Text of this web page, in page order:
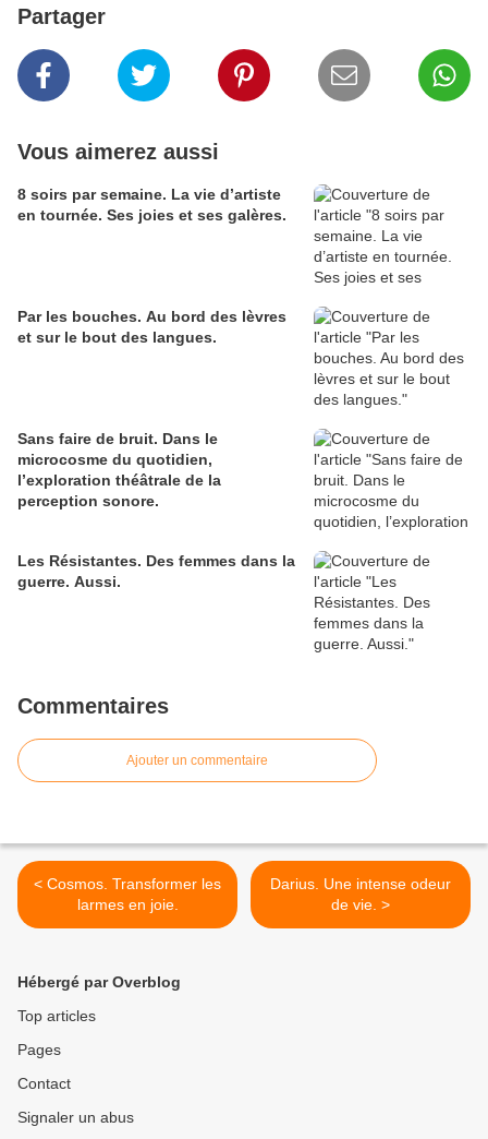
Partager
Vous aimerez aussi
8 soirs par semaine. La vie d’artiste
en tournée. Ses joies et ses galères.
Par les bouches. Au bord des lèvres
et sur le bout des langues.
Sans faire de bruit. Dans le
microcosme du quotidien,
l’exploration théâtrale de la
perception sonore.
Les Résistantes. Des femmes dans la
guerre. Aussi.
Commentaires
Ajouter un commentaire
< Cosmos. Transformer les
larmes en joie.
Darius. Une intense odeur
de vie. >
Hébergé par Overblog
Top articles
Pages
Contact
Signaler un abus